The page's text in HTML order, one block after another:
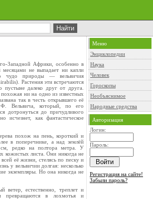
Западной Афри­ки, особенно в
не выпадает ни капли
чудо природы — вельвичия
Растения эти встре­чаются
пустыне да­леко друг от друга.
ни на одно из известных
так в честь открывше­го её
Ф. Вельвича, ко­торый, по его
до­тронуться до причудливого
исчезнет, как фантастическое
похож на пень, короткий и
в поперечнике, а над землёй
редко на полтора метра. У
кожистых листа. Они никогда не
её жизни, стелясь по песку и
у вельвичии долгая: несколько
экземпляры. Но она никог­да не
ветер, естествен­но, треплет и
превра­щаются в лохмотья и
Меню
Энциклопедии
Наука
Человек
Гороскопы
Необъяснимое
Народные средства
Авторизация
Логин:
Пароль:
Регистрация на сайте!
Забыли пароль?